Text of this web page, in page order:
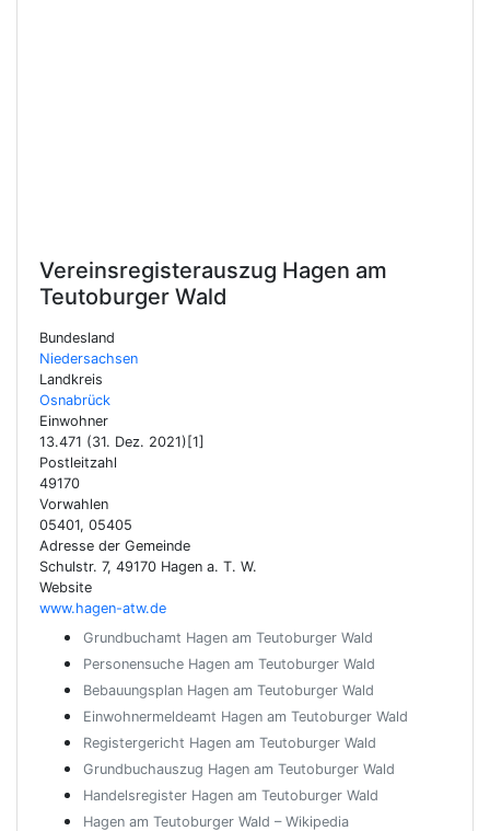
Vereinsregisterauszug Hagen am
Teutoburger Wald
Bundesland
Niedersachsen
Landkreis
Osnabrück
Einwohner
13.471 (31. Dez. 2021)[1]
Postleitzahl
49170
Vorwahlen
05401, 05405
Adresse der Gemeinde
Schulstr. 7, 49170 Hagen a. T. W.
Website
www.hagen-atw.de
Grundbuchamt Hagen am Teutoburger Wald
Personensuche Hagen am Teutoburger Wald
Bebauungsplan Hagen am Teutoburger Wald
Einwohnermeldeamt Hagen am Teutoburger Wald
Registergericht Hagen am Teutoburger Wald
Grundbuchauszug Hagen am Teutoburger Wald
Handelsregister Hagen am Teutoburger Wald
Hagen am Teutoburger Wald – Wikipedia